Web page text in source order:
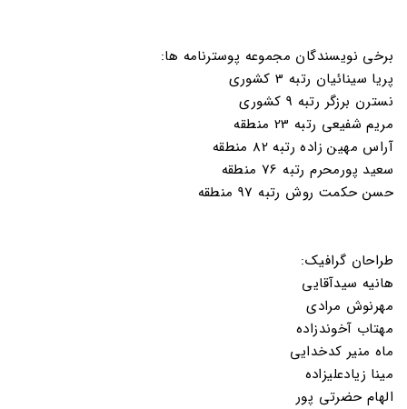
برخی نویسندگان مجموعه پوسترنامه ها:
پریا سینائیان رتبه 3 کشوری
نسترن برزگر رتبه 9 کشوری
مریم شفیعی رتبه 23 منطقه
آراس مهین زاده رتبه 82 منطقه
سعید پورمحرم رتبه 76 منطقه
حسن حکمت روش رتبه 97 منطقه
طراحان گرافیک:
هانیه سیدآقایی
مهرنوش مرادی
مهتاب آخوندزاده
ماه منیر کدخدایی
مینا زیادعلیزاده
الهام حضرتی پور